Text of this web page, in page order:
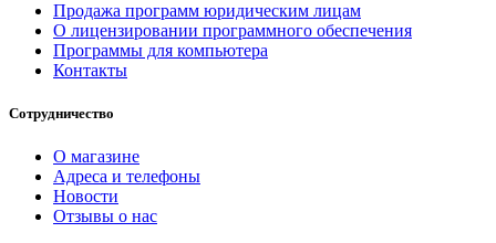
Продажа программ юридическим лицам
О лицензировании программного обеспечения
Программы для компьютера
Контакты
Сотрудничество
О магазине
Адреса и телефоны
Новости
Отзывы о нас